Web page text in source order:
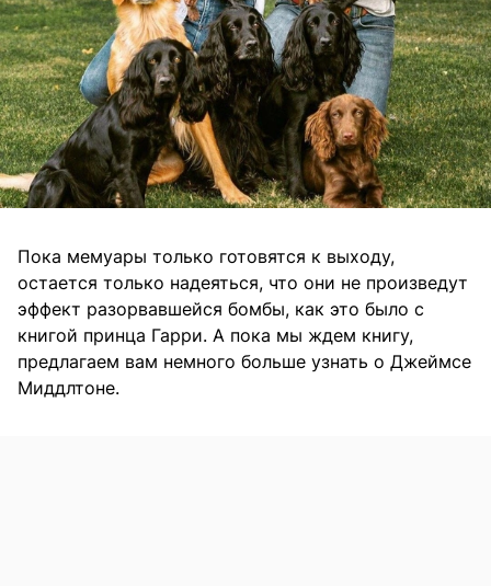
Пока мемуары только готовятся к выходу,
остается только надеяться, что они не произведут
эффект разорвавшейся бомбы, как это было с
книгой принца Гарри. А пока мы ждем книгу,
предлагаем вам немного больше узнать о Джеймсе
Миддлтоне.